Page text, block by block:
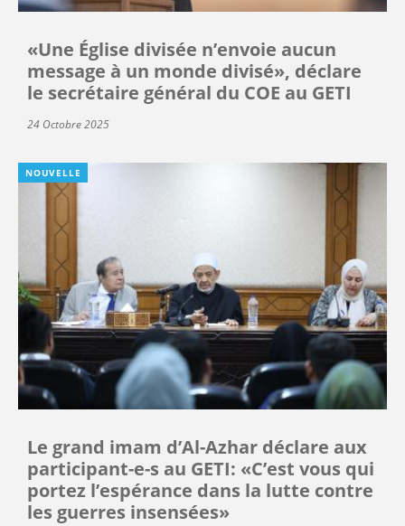
«Une Église divisée n’envoie aucun
message à un monde divisé», déclare
le secrétaire général du COE au GETI
24 Octobre 2025
NOUVELLE
Le grand imam d’Al-Azhar déclare aux
participant-e-s au GETI: «C’est vous qui
portez l’espérance dans la lutte contre
les guerres insensées»